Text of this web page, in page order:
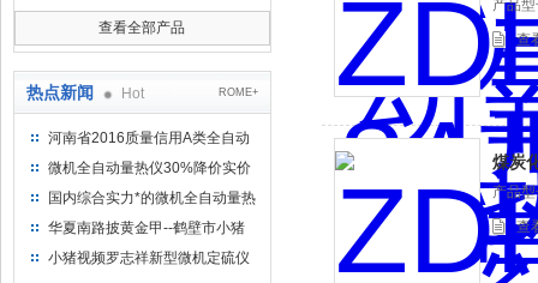
查看全部产品
热点新闻 Hot ROME+
河南省2016质量信用A类全自动
量热仪
微机全自动量热仪30%降价实价
出售
国内综合实力*的微机全自动量热
仪制造企业
华夏南路披黄金甲--鹤壁市小猪
视频罗志祥仪器仪表有限公司
小猪视频罗志祥新型微机定硫仪
产品型
查
煤炭
产品型号
查